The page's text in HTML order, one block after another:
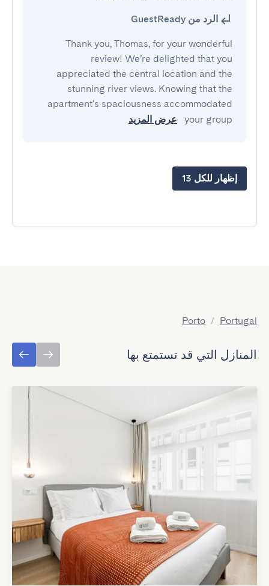
الرد من GuestReady
Thank you, Thomas, for your wonderful
review! We’re delighted that you
appreciated the central location and the
stunning river views. Knowing that the
apartment's spaciousness accommodated
your group
عرض المزيد
إظهار للكل 13
Portugal
/
Porto
المنازل التي قد تستمتع بها